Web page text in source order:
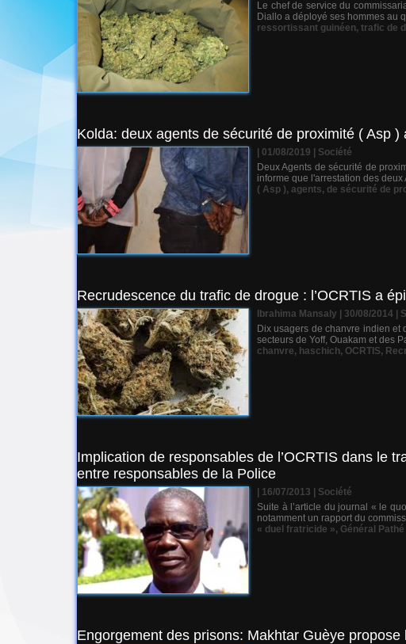
Le chef de service du
Diallo a déployé ses hommes au
ressortissant guinéen, trafic de
Kolda: deux agents de sécurité de proximité ( Asp
| 01/08/2019
Société
Deux Agents de sécurité de
informe que l'arrestation des
( Asp ), agents, de sécurité de
Recrudescence du trafic de drogue : l’OCRTIS a
Ibrahima Mansaly | 30/08/2014
Dix usagers de chanvre indien et
secteurs de Yoff, Ouakam et des
chanvre, haschich, OCRTIS,
Implication de responsables de l’OCRTIS dans le
entre responsables de la Police
| 16/07/2013
Société
Suite à l’article du journal « le
notamment un rapport du
« duel fratricide », Général
Engorgement des prisons: Makhtar Guèye